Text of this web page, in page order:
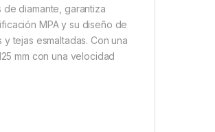
diamante, garantiza
MPA y su diseño de
tejas esmaltadas. Con una
mm con una velocidad